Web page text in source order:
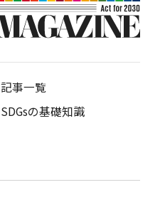
記事一覧
SDGsの基礎知識